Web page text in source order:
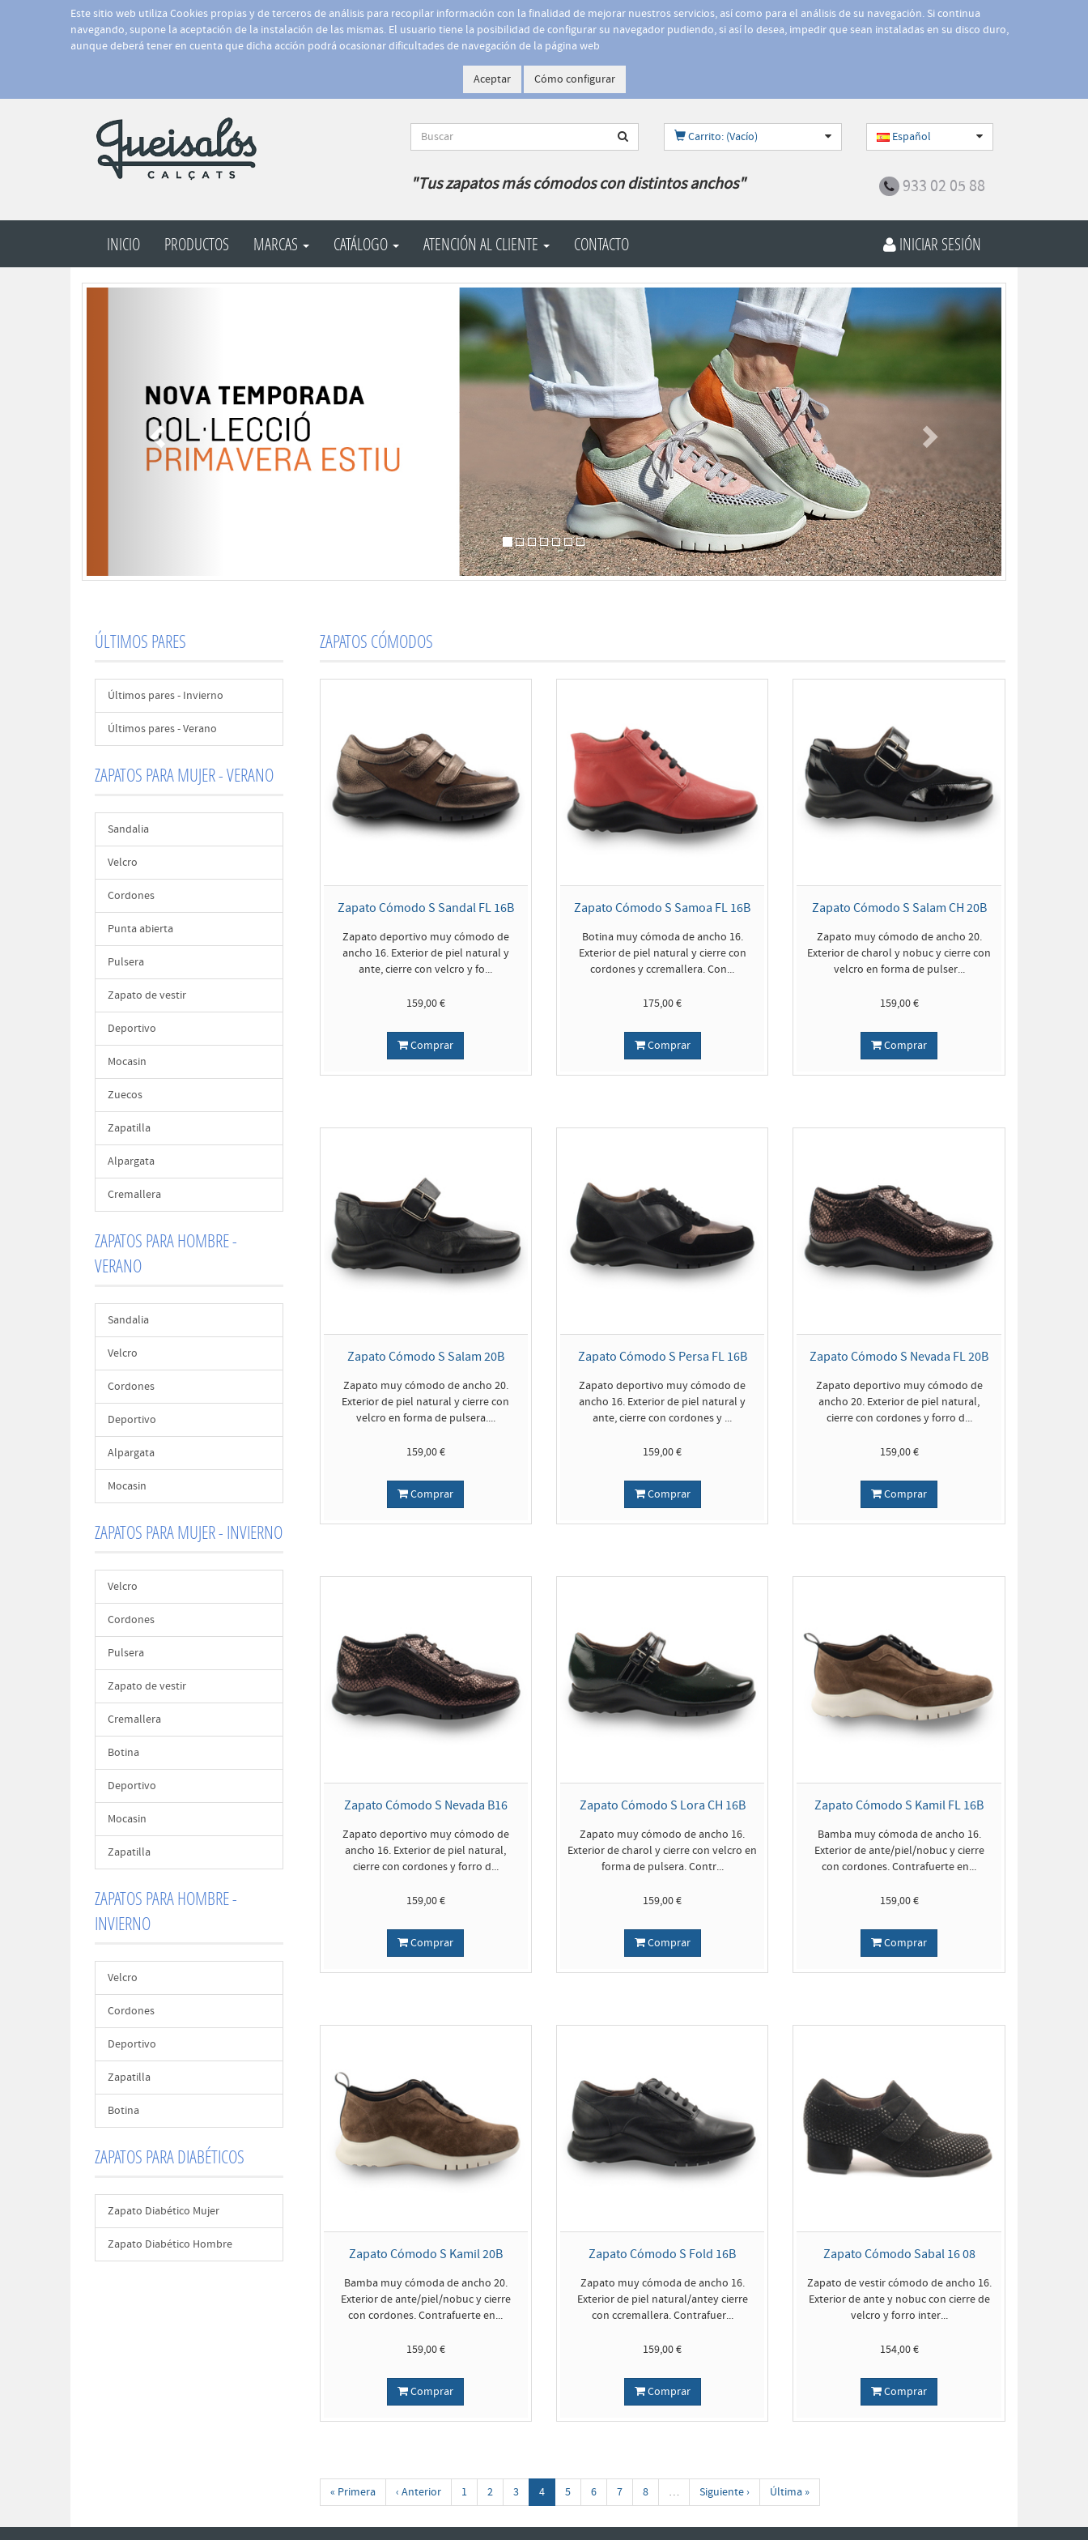
Este sitio web utiliza Cookies propias y de terceros de análisis para recopilar información con la finalidad de mejorar nuestros servicios, así como para el análisis de su navegación. Si continua
navegando, supone la aceptación de la instalación de las mismas. El usuario tiene la posibilidad de configurar su navegador pudiendo, si así lo desea, impedir que sean instaladas en su disco duro,
aunque deberá tener en cuenta que dicha acción podrá ocasionar dificultades de navegación de la página web
Aceptar Cómo configurar
Carrito: (Vacío) Español
"Tus zapatos más cómodos con distintos anchos" 933 02 05 88
INICIO PRODUCTOS MARCAS CATÁLOGO ATENCIÓN AL CLIENTE CONTACTO INICIAR SESIÓN
Siguiente
ÚLTIMOS PARES
Últimos pares - Invierno
Últimos pares - Verano
ZAPATOS PARA MUJER - VERANO
Sandalia
Velcro
Cordones
Punta abierta
Pulsera
Zapato de vestir
Deportivo
Mocasin
Zuecos
Zapatilla
Alpargata
Cremallera
ZAPATOS PARA HOMBRE -
VERANO
Sandalia
Velcro
Cordones
Deportivo
Alpargata
Mocasin
ZAPATOS PARA MUJER - INVIERNO
Velcro
Cordones
Pulsera
Zapato de vestir
Cremallera
Botina
Deportivo
Mocasin
Zapatilla
ZAPATOS PARA HOMBRE -
INVIERNO
Velcro
Cordones
Deportivo
Zapatilla
Botina
ZAPATOS PARA DIABÉTICOS
Zapato Diabético Mujer
Zapato Diabético Hombre
ZAPATOS CÓMODOS
Zapato Cómodo S Sandal FL 16B
Zapato deportivo muy cómodo de
ancho 16. Exterior de piel natural y
ante, cierre con velcro y fo...
159,00 €
Comprar
Zapato Cómodo S Samoa FL 16B
Botina muy cómoda de ancho 16.
Exterior de piel natural y cierre con
cordones y ccremallera. Con...
175,00 €
Comprar
Zapato Cómodo S Salam CH 20B
Zapato muy cómodo de ancho 20.
Exterior de charol y nobuc y cierre con
velcro en forma de pulser...
159,00 €
Comprar
Zapato Cómodo S Salam 20B
Zapato muy cómodo de ancho 20.
Exterior de piel natural y cierre con
velcro en forma de pulsera....
159,00 €
Comprar
Zapato Cómodo S Persa FL 16B
Zapato deportivo muy cómodo de
ancho 16. Exterior de piel natural y
ante, cierre con cordones y ...
159,00 €
Comprar
Zapato Cómodo S Nevada FL 20B
Zapato deportivo muy cómodo de
ancho 20. Exterior de piel natural,
cierre con cordones y forro d...
159,00 €
Comprar
Zapato Cómodo S Nevada B16
Zapato deportivo muy cómodo de
ancho 16. Exterior de piel natural,
cierre con cordones y forro d...
159,00 €
Comprar
Zapato Cómodo S Lora CH 16B
Zapato muy cómodo de ancho 16.
Exterior de charol y cierre con velcro en
forma de pulsera. Contr...
159,00 €
Comprar
Zapato Cómodo S Kamil FL 16B
Bamba muy cómoda de ancho 16.
Exterior de ante/piel/nobuc y cierre
con cordones. Contrafuerte en...
159,00 €
Comprar
Zapato Cómodo S Kamil 20B
Bamba muy cómoda de ancho 20.
Exterior de ante/piel/nobuc y cierre
con cordones. Contrafuerte en...
159,00 €
Comprar
Zapato Cómodo S Fold 16B
Zapato muy cómoda de ancho 16.
Exterior de piel natural/antey cierre
con ccremallera. Contrafuer...
159,00 €
Comprar
Zapato Cómodo Sabal 16 08
Zapato de vestir cómodo de ancho 16.
Exterior de ante y nobuc con cierre de
velcro y forro inter...
154,00 €
Comprar
« Primera ‹ Anterior 1 2 3 4 5 6 7 8 … Siguiente › Última »